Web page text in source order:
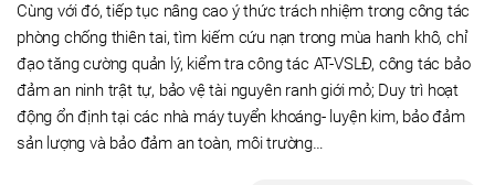
Cùng với đó, tiếp tục nâng cao ý thức trách nhiệm trong công tác
phòng chống thiên tai, tìm kiếm cứu nạn trong mùa hanh khô, chỉ
đạo tăng cường quản lý, kiểm tra công tác AT-VSLĐ, công tác bảo
đảm an ninh trật tự, bảo vệ tài nguyên ranh giới mỏ; Duy trì hoạt
động ổn định tại các nhà máy tuyển khoáng- luyện kim, bảo đảm
sản lượng và bảo đảm an toàn, môi trường…